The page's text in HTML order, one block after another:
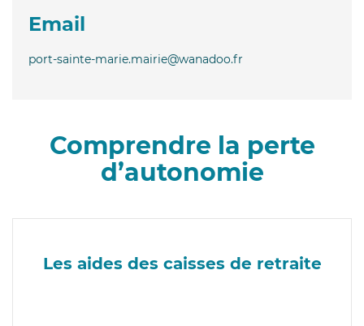
Email
port-sainte-marie.mairie@wanadoo.fr
Comprendre la perte
d’autonomie
Les aides des caisses de retraite